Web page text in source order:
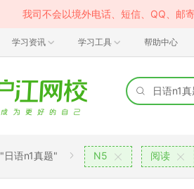
我司不会以境外电话、短信、QQ、邮
学习资讯 学习工具 帮助中心
"日语n1真题" N5 阅读